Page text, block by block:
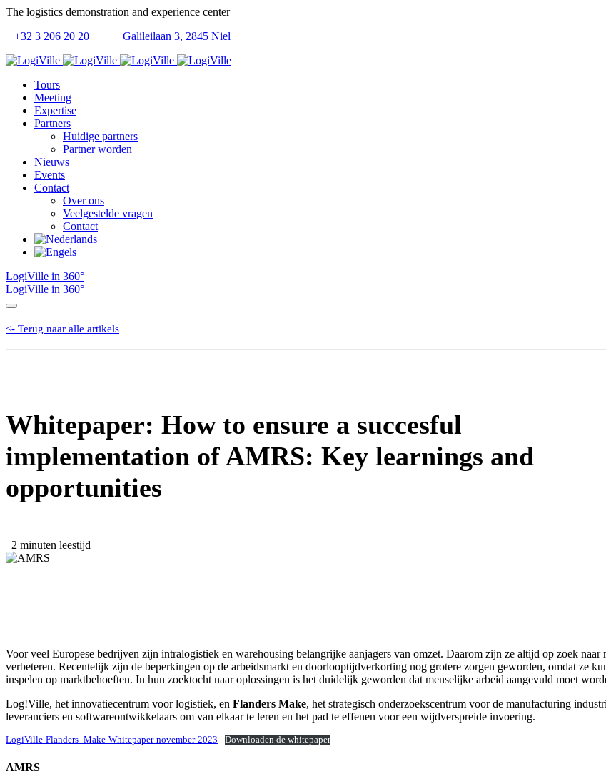
The logistics demonstration and experience center
+32 3 206 20 20
Galileilaan 3, 2845 Niel
Tours
Meeting
Expertise
Partners
Huidige partners
Partner worden
Nieuws
Events
Contact
Over ons
Veelgestelde vragen
Contact
LogiVille in 360°
LogiVille in 360°
<- Terug naar alle artikels
Whitepaper: How to ensure a succesful
implementation of AMRS: Key learnings and
opportunities
2 minuten leestijd
Voor veel Europese bedrijven zijn intralogistiek en warehousing belangrijke aanjagers van omzet. Daarom zijn ze altijd op zoek
verbeteren. Recentelijk zijn de beperkingen op de arbeidsmarkt en doorlooptijdverkorting nog grotere zorgen geworden, omdat ze
inspelen op marktbehoeften. In hun zoektocht naar oplossingen is het duidelijk geworden dat menselijke arbeid aangevuld moet
Log!Ville, het innovatiecentrum voor logistiek, en Flanders Make, het strategisch onderzoekscentrum voor de manufacturing
leveranciers en softwareontwikkelaars om van elkaar te leren en het pad te effenen voor een wijdverspreide invoering.
LogiVille-Flanders_Make-Whitepaper-november-2023 Downloaden de whitepaper
AMRS